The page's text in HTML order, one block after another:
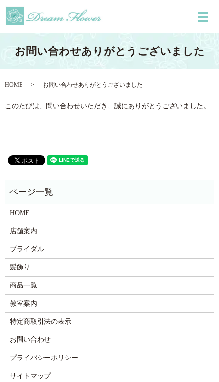
メ
お問い合わせありがとうございました
HOME お問い合わせありがとうございました
このたびは、問い合わせいただき、誠にありがとうございました。
HOME
店舗案内
ブライダル
髪飾り
商品一覧
教室案内
特定商取引法の表示
お問い合わせ
プライバシーポリシー
サイトマップ